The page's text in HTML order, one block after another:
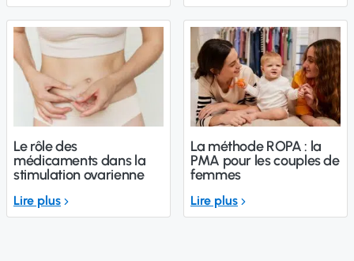
Le rôle des
médicaments dans la
stimulation ovarienne
Lire plus
La méthode ROPA : la
PMA pour les couples de
femmes
Lire plus